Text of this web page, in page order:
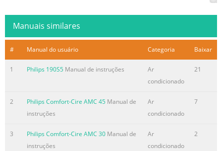
Los geht’s -
4
Musik hören!
Resumo do conteúdo contido na página número
Support? Besuchen Sie www.philips.com/welcome für
ausführliches Support-Material wie Bedienungsanleitung,
Flash Tutorial, die jeweils neuesten verfügbaren
häufig gestellte Fragen (FAQs).
Manuais similares
# Manual do usuário Categoria Baixar
1 Philips 190S5 Manual de instruções
Ar
condicionado
21
2 Philips Comfort-Cire AMC 45 Manual de
instruções
Ar
condicionado
7
3 Philips Comfort-Cire AMC 30 Manual de
instruções
Ar
condicionado
2